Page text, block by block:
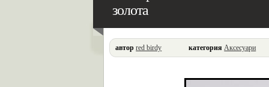
золота
автор red birdy категория Аксесуари